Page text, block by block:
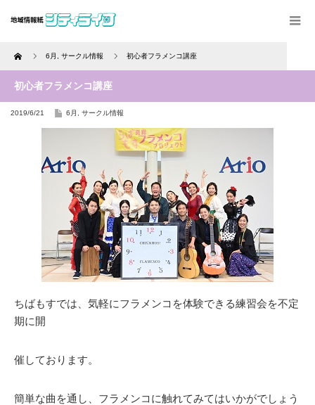
Home 6月 サークル情報 初心者フラメンコ講座
初心者フラメンコ講座
2019/6/21 6月 サークル情報
ちばもすでは、気軽にフラメンコを体験できる練習会を不定
期に開
催しております。
簡単な曲を通し、フラメンコに触れてみてはいかがでしょう